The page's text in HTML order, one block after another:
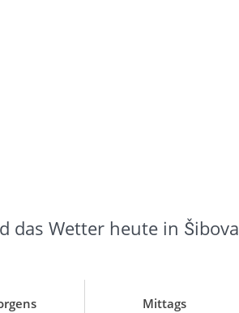
das Wetter heute in
Mittags